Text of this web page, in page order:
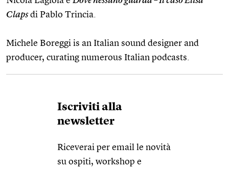
Clapsdi Pablo Trincia.
Michele Boreggi is an Italian sound designer and
producer, curating numerous Italian podcasts.
Iscriviti alla
newsletter
Riceverai per email le novità
su ospiti, workshop e